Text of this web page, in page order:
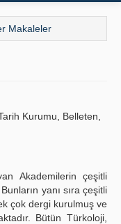
Makaleler
Kurumu, Belleten,
Akademilerin çeşitli
yanı sıra çeşitli
çok dergi kurulmuş ve
Bütün Türkoloji,